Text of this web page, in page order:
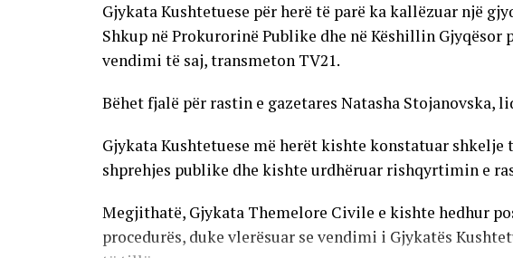
Gjykata Kushtetuese për herë të parë ka kallëzuar një
Shkup në Prokurorinë Publike dhe në Këshillin
vendimi të saj, transmeton TV21.
Bëhet fjalë për rastin e gazetares Natasha Stojanovska,
Gjykata Kushtetuese më herët kishte konstatuar shkelje
shprehjes publike dhe kishte urdhëruar rishqyrtimin e
Megjithatë, Gjykata Themelore Civile e kishte hedhur
procedurës, duke vlerësuar se vendimi i Gjykatës